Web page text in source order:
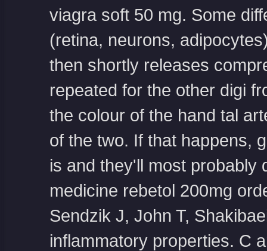
viagra soft 50 mg. Some
(retina, neurons,
then shortly releases
repeated for the other digi
the colour of the hand tal
of the two. If that happens,
is and they'll most probably
medicine rebetol 200mg
Sendzik J, John T,
inflammatory properties. C